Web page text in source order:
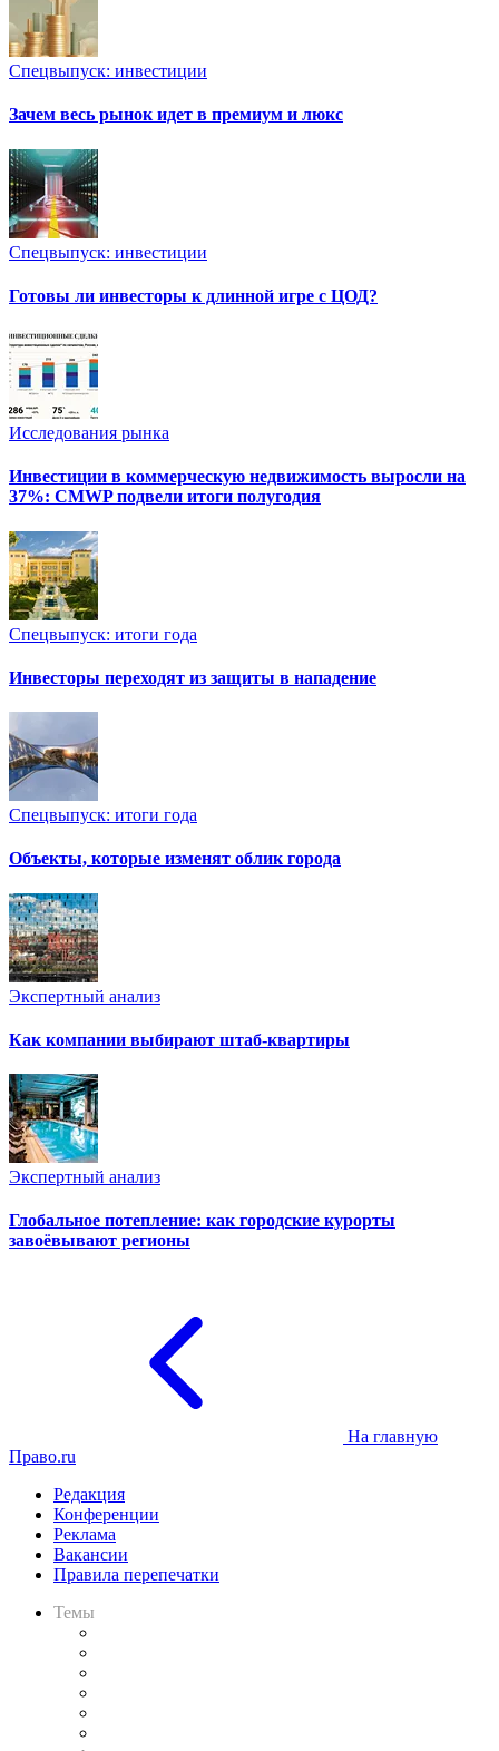
Спецвыпуск: инвестиции
Зачем весь рынок идет в премиум и люкс
Спецвыпуск: инвестиции
Готовы ли инвесторы к длинной игре с ЦОД?
Исследования рынка
Инвестиции в коммерческую недвижимость выросли на
37%: CMWP подвели итоги полугодия
Спецвыпуск: итоги года
Инвесторы переходят из защиты в нападение
Спецвыпуск: итоги года
Объекты, которые изменят облик города
Экспертный анализ
Как компании выбирают штаб-квартиры
Экспертный анализ
Глобальное потепление: как городские курорты
завоёвывают регионы
На главную
Право.ru
Редакция
Конференции
Реклама
Вакансии
Правила перепечатки
Темы